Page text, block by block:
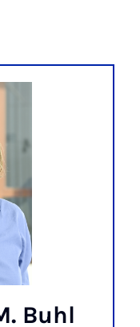
Buhl